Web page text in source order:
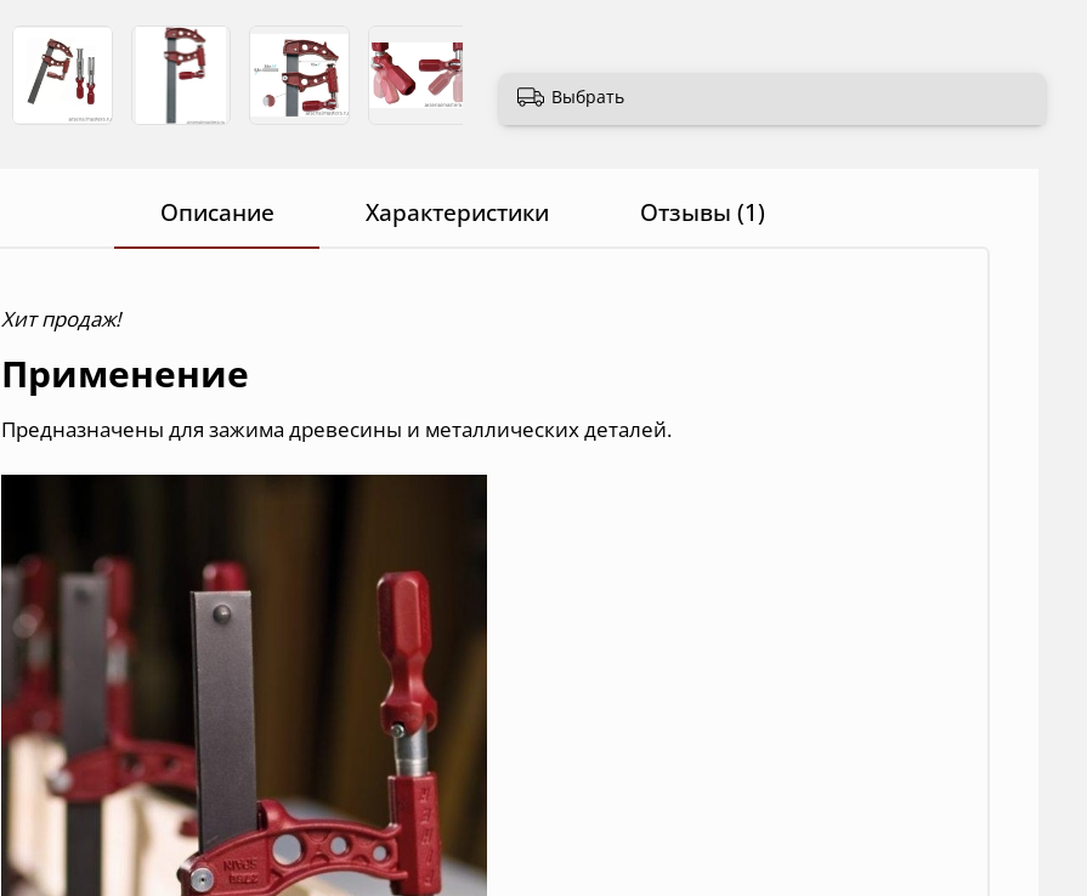
Выбрать
Описание Характеристики Отзывы (1)
Хит продаж!
Применение
Предназначены для зажима древесины и металлических деталей.